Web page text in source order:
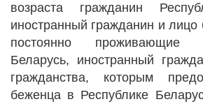
возраста гражданин
иностранный гражданин и лицо
постоянно проживающие
Беларусь, иностранный
гражданства, которым
беженца в Республике